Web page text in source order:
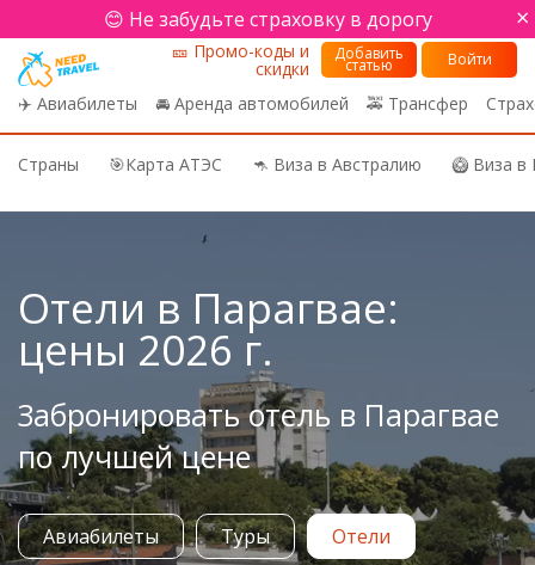
😊 Не забудьте страховку в дорогу ×
✈️ Авиабилеты 🚘 Аренда автомобилей 🚕 Трансфер
🎫 Промо-коды и
скидки
Добавить
статью Войти
Страны 🎯Карта АТЭС 🦘 Виза в Австралию 🥝 Виза
Отели в Парагвае:
цены 2026 г.
Забронировать отель в Парагвае
по лучшей цене
Авиабилеты Туры Отели